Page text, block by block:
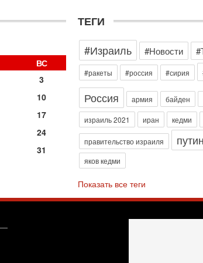
В
ВС
3
10
17
24
31
ТЕГИ
#Израиль
#Новости
#ракеты #россия #сирия
Россия армия байден
израиль 2021 иран кедми
правительство израиля путин
яков кедми
Показать все теги